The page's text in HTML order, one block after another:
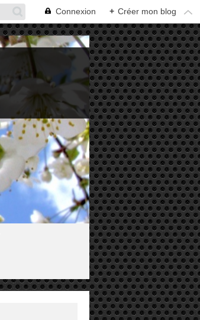
Connexion + Créer mon blog